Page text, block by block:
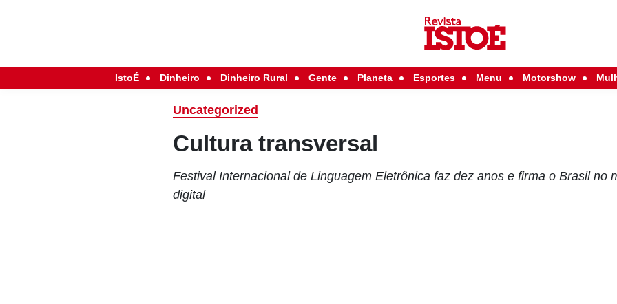
IstoÉ Dinheiro Dinheiro Rural Gente Planeta Esportes Menu Motorshow
Uncategorized
Cultura transversal
Festival Internacional de Linguagem Eletrônica faz dez anos e firma o Brasil no
digital